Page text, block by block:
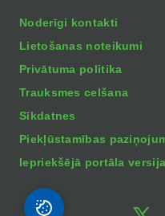
Noderīgi kontakti
Lietošanas noteikumi
Privātuma politika
Trauksmes celšana
Sīkdatnes
Piekļūstamības
Iepriekšējā portāla versija